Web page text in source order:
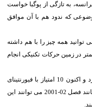
به تازگی از پوگبا خواست
که ندود هم با آن موافق
توانید همه چیز را با هم داشته
در زمین حرکات تکنیکی انجام
یوونتوس فصل جدید سری ‏A‏ را خوب آغاز کرد و اکنون 10 امتیاز با فیورنتینای
صدرنشین فاصله دارند ‏اما ندود معتقد است مانند فصل 02-2001 می توانند این